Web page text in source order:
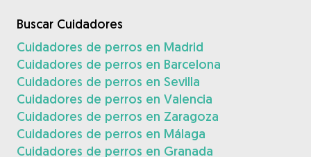
Buscar Cuidadores
Cuidadores de perros en Madrid
Cuidadores de perros en Barcelona
Cuidadores de perros en Sevilla
Cuidadores de perros en Valencia
Cuidadores de perros en Zaragoza
Cuidadores de perros en Málaga
Cuidadores de perros en Granada